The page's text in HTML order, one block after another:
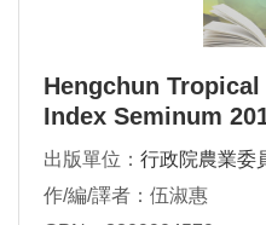
Hengchun
Index Seminum
出版單位： 行政院農業委
作/編/譯者：伍淑惠